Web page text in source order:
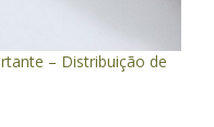
– Distribuição de